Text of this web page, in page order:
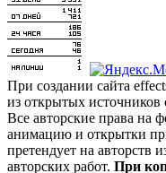
При создании сайта
из открытых источников
Все авторские права на
анимацию и открытки
претендует на авторств
авторских работ. При